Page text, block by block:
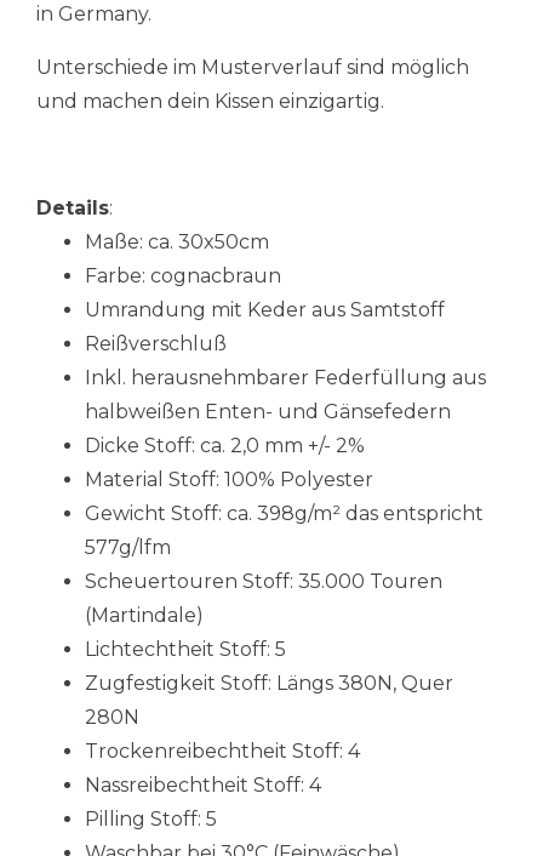
in Germany.
Unterschiede im Musterverlauf sind möglich
und machen dein Kissen einzigartig.
Details:
Maße: ca. 30x50cm
Farbe: cognacbraun
Umrandung mit Keder aus Samtstoff
Reißverschluß
Inkl. herausnehmbarer Federfüllung aus
halbweißen Enten- und Gänsefedern
Dicke Stoff: ca. 2,0 mm +/- 2%
Material Stoff: 100% Polyester
Gewicht Stoff: ca. 398g/m² das entspricht
577g/lfm
Scheuertouren Stoff: 35.000 Touren
(Martindale)
Lichtechtheit Stoff: 5
Zugfestigkeit Stoff: Längs 380N, Quer
280N
Trockenreibechtheit Stoff: 4
Nassreibechtheit Stoff: 4
Pilling Stoff: 5